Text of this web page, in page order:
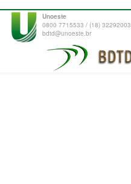
Unoeste
0800 7715533 / (18) 32292003
bdtd@unoeste.br